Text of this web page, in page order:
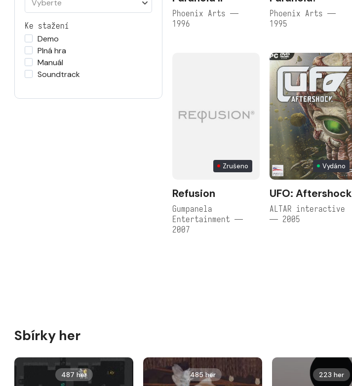
Vyberte
Ke stažení
Demo
Plná hra
Manuál
Soundtrack
Phoenix Arts —
1996
Phoenix Arts —
1995
Zrušeno
Refusion
Gumpanela
Entertainment —
2007
Vydáno
UFO: Aftershock
ALTAR interactive
— 2005
Sbírky her
487 her 485 her 223 her